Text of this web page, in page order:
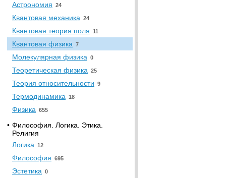
Астрономия 24
Квантовая механика 24
Квантовая теория поля 11
Квантовая физика 7
Молекулярная физика 0
Теоретическая физика 25
Теория относительности 9
Термодинамика 18
Физика 655
• Философия. Логика. Этика.
Религия
Логика 12
Философия 695
Эстетика 0